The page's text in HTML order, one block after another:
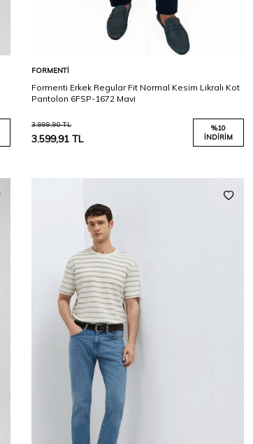
FORMENTI
Formenti Erkek Regular Fit Normal Kesim Likralı Kot
Pantolon 6FSP-1672 Mavi
3.999,90TL
3.599,91 TL
%10
İNDIRIM